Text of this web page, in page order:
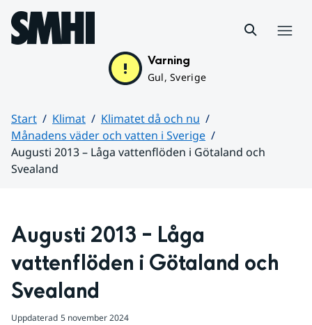
Hoppa till sidans innehåll
Varning
Gul, Sverige
Start Klimat
Klimatet då och nu
Månadens väder och vatten i Sverige
Augusti 2013 – Låga vattenflöden i Götaland och
Svealand
Augusti 2013 – Låga
vattenflöden i Götaland och
Svealand
Uppdaterad 5 november 2024